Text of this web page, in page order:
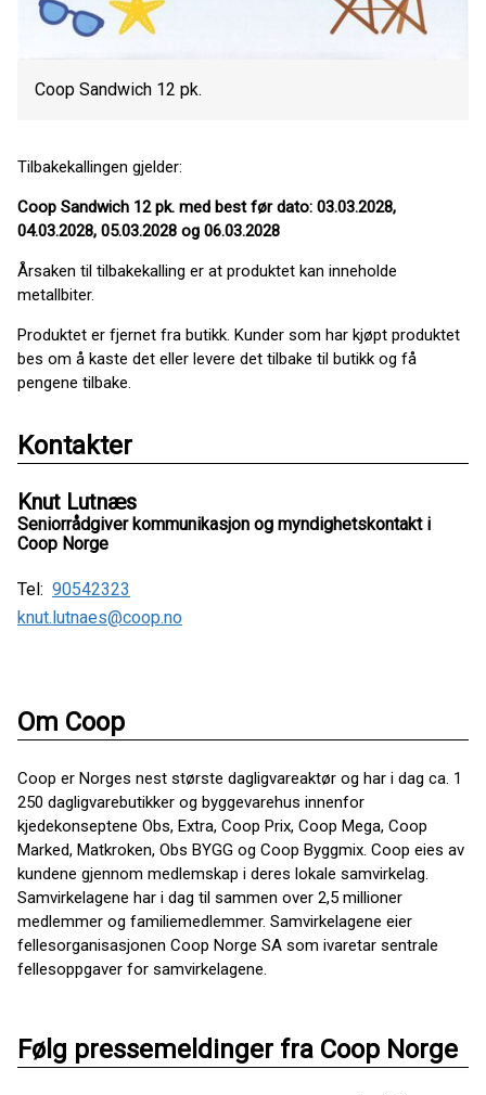
Coop Sandwich 12 pk.
Tilbakekallingen gjelder:
Coop Sandwich 12 pk. med best før dato: 03.03.2028,
04.03.2028, 05.03.2028 og 06.03.2028
Årsaken til tilbakekalling er at produktet kan inneholde
metallbiter.
Produktet er fjernet fra butikk. Kunder som har kjøpt produktet
bes om å kaste det eller levere det tilbake til butikk og få
pengene tilbake.
Kontakter
Knut Lutnæs
Seniorrådgiver kommunikasjon og myndighetskontakt i
Coop Norge
Tel: 90542323
knut.lutnaes@coop.no
Om Coop
Coop er Norges nest største dagligvareaktør og har i dag ca. 1
250 dagligvarebutikker og byggevarehus innenfor
kjedekonseptene Obs, Extra, Coop Prix, Coop Mega, Coop
Marked, Matkroken, Obs BYGG og Coop Byggmix. Coop eies av
kundene gjennom medlemskap i deres lokale samvirkelag.
Samvirkelagene har i dag til sammen over 2,5 millioner
medlemmer og familiemedlemmer. Samvirkelagene eier
fellesorganisasjonen Coop Norge SA som ivaretar sentrale
fellesoppgaver for samvirkelagene.
Følg pressemeldinger fra Coop Norge